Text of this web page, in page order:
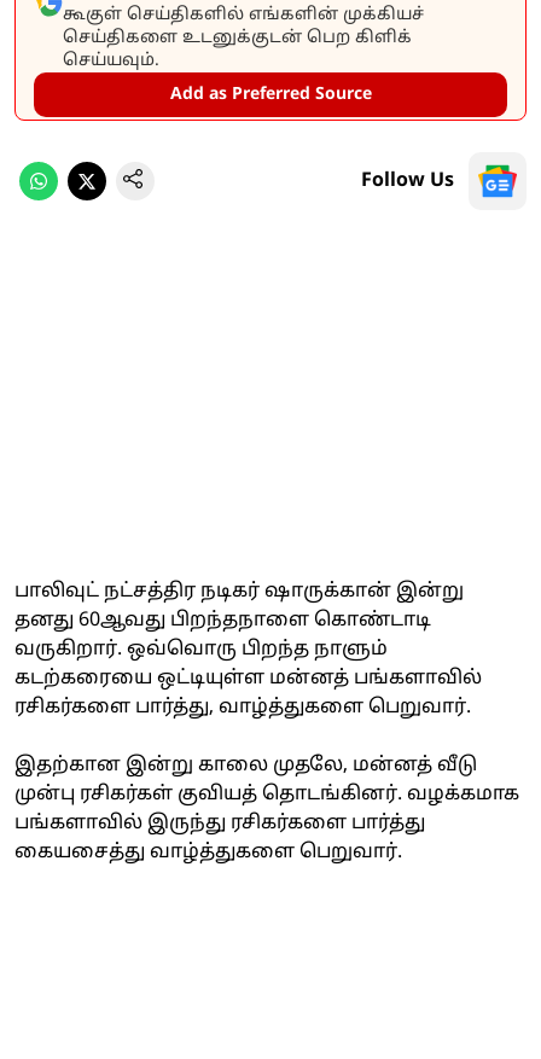
கூகுள் செய்திகளில் எங்களின் முக்கியச்
செய்திகளை உடனுக்குடன் பெற கிளிக்
செய்யவும்.
Add as Preferred Source
Follow Us
பாலிவுட் நட்சத்திர நடிகர் ஷாருக்கான் இன்று
தனது 60ஆவது பிறந்தநாளை கொண்டாடி
வருகிறார். ஒவ்வொரு பிறந்த நாளும்
கடற்கரையை ஒட்டியுள்ள மன்னத் பங்களாவில்
ரசிகர்களை பார்த்து, வாழ்த்துகளை பெறுவார்.
இதற்கான இன்று காலை முதலே, மன்னத் வீடு
முன்பு ரசிகர்கள் குவியத் தொடங்கினர். வழக்கமாக
பங்களாவில் இருந்து ரசிகர்களை பார்த்து
கையசைத்து வாழ்த்துகளை பெறுவார்.